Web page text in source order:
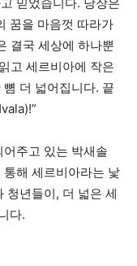
꿈을 마음껏 따라가
결국 세상에 하나뿐
고 세르비아에 작은
더 넓어집니다. 끝
주고 있는 박새솔
해 세르비아라는 낯
청년들이, 더 넓은 세
다.